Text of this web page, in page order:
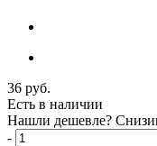
36 руб.
Есть в наличии
Нашли дешевле?
-